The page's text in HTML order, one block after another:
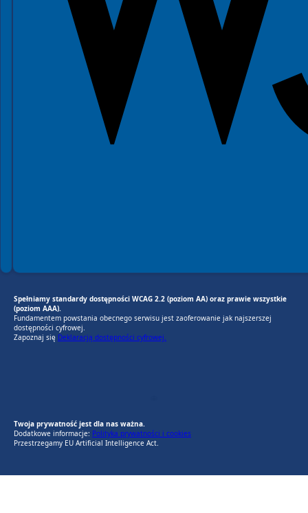
Spełniamy standardy dostępności WCAG 2.2 (poziom AA) oraz prawie wszystkie
(poziom AAA).
Fundamentem powstania obecnego serwisu jest zaoferowanie jak najszerszej
dostępności cyfrowej.
Zapoznaj się Deklaracją dostępności cyfrowej.
Twoja prywatność jest dla nas ważna.
Dodatkowe informacje: Polityka prywatności i cookies
Przestrzegamy EU Artificial Intelligence Act.